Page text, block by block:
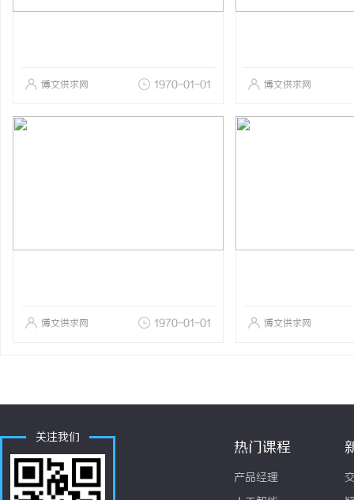
博文供求网 1970-01-01 博文供求网
博文供求网 1970-01-01 博文供求网
关注我们
热门课程
产品经理